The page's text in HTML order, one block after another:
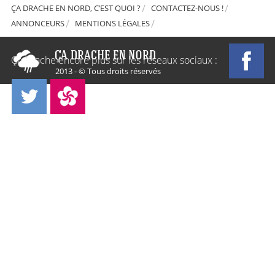
ÇA DRACHE EN NORD, C’EST QUOI ?
CONTACTEZ-NOUS !
ANNONCEURS
MENTIONS LÉGALES
2013 - © Tous droits réservés
Ça Drache encore plus sur les réseaux sociaux :